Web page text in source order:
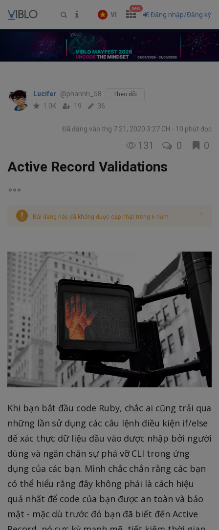
VI
new
Đăng nhập/Đăng ký
Lucifer @phannh_58 Theo dõi
1.0K 19 36
Đã đăng vào thg 7 21, 2020 3:27 CH 10 phút đọc
131 0 0
Active Record Validations
Bài đăng này đã không được cập nhật trong 6 năm
Khi bạn bắt đầu code Ruby, chắc ai cũng trải qua
những lần sử dụng các câu lệnh điều kiện if/else
để xác thực dữ liệu đầu vào được nhập bởi người
dùng và ngăn chặn sự phá vỡ CLI trong ứng
dụng của các bạn. Mình chắc chắn rằng các bạn
có thể hiểu rằng đây không phải là cách hiệu
quả nhất để code của bạn được an toàn và bảo
mật - mặc dù trước đó bạn đã biết đến Active